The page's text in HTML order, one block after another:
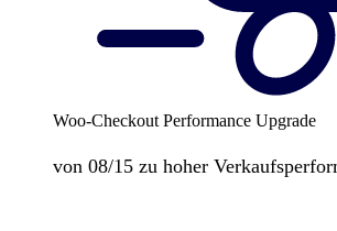
Woo-Checkout Performance Upgrade
von 08/15 zu hoher